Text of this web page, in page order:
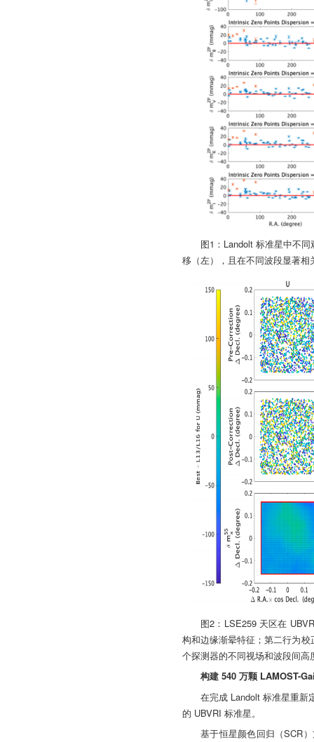
图1：Landolt 标准星中不
移（左），且在不同波段显著
图2：LSE259 天区在
构和边缘渐晕特征；第二行为
个探测器的不同视场和波段间高
构建 540 万颗 LAMOST-
在完成 Landolt 标准星重新
的 UBVRI 标准星。
基于恒星颜色回归（SCR